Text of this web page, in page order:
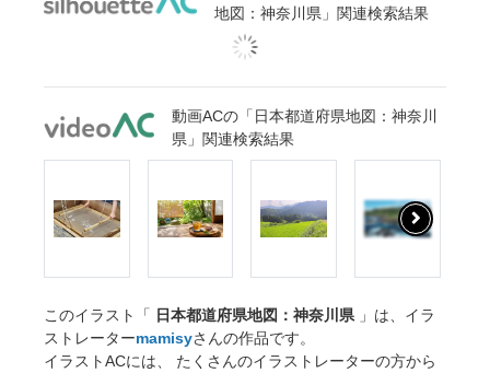
地図：神奈川県」関連検索結果
動画ACの「日本都道府県地図：神奈川
県」関連検索結果
このイラスト「 日本都道府県地図：神奈川県 」は、イラ
ストレーターmamisyさんの作品です。
イラストACには、 たくさんのイラストレーターの方から